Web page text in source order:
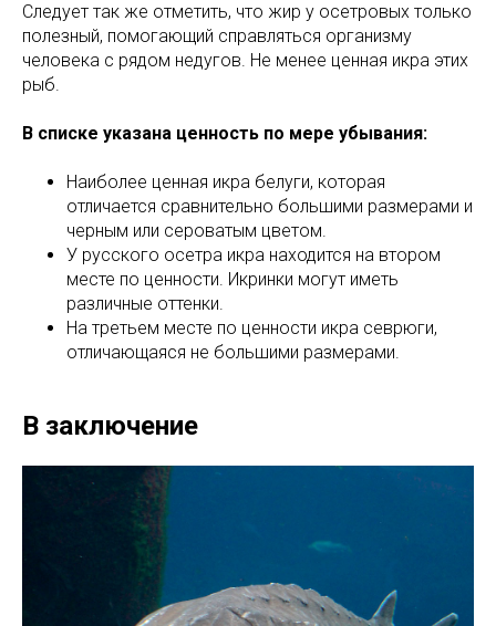
Следует так же отметить, что жир у осетровых только
полезный, помогающий справляться организму
человека с рядом недугов. Не менее ценная икра этих
рыб.
В списке указана ценность по мере убывания:
Наиболее ценная икра белуги, которая
отличается сравнительно большими размерами и
черным или сероватым цветом.
У русского осетра икра находится на втором
месте по ценности. Икринки могут иметь
различные оттенки.
На третьем месте по ценности икра севрюги,
отличающаяся не большими размерами.
В заключение